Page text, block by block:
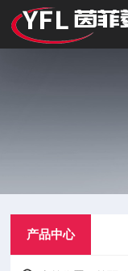
产品中心